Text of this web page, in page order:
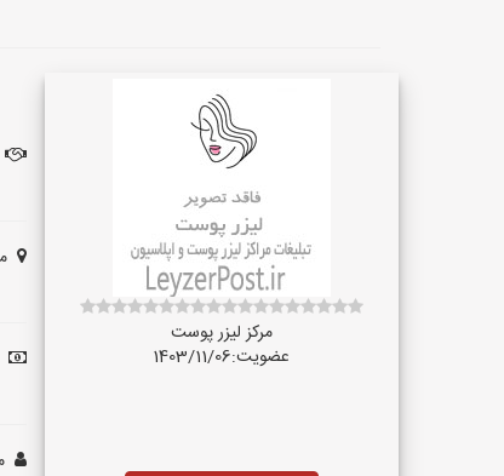
مرکز لیزر پوست
عضویت:1403/11/06